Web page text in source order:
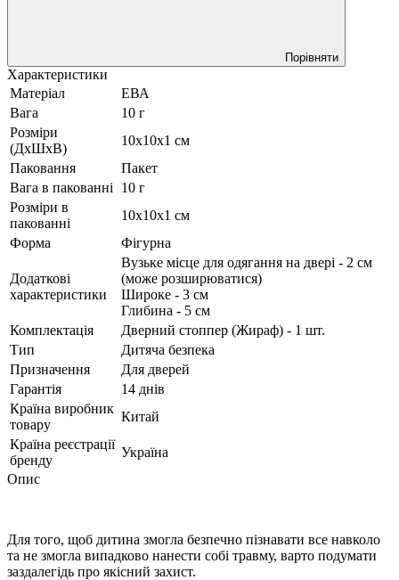
Порівняти
Характеристики
Матеріал
ЕВА
Вага
10 г
Розміри
(ДхШхВ)
10х10х1 см
Паковання
Пакет
Вага в пакованні
10 г
Розміри в
пакованні
10х10х1 см
Форма
Фігурна
Додаткові
характеристики
Вузьке місце для одягання на двері - 2 см
(може розширюватися)
Широке - 3 см
Глибина - 5 см
Комплектація
Дверний стоппер (Жираф) - 1 шт.
Тип
Дитяча безпека
Призначення
Для дверей
Гарантія
14 днів
Країна виробник
товару
Китай
Країна реєстрації
бренду
Україна
Опис
Для того, щоб дитина змогла безпечно пізнавати все навколо
та не змогла випадково нанести собі травму, варто подумати
заздалегідь про якісний захист.